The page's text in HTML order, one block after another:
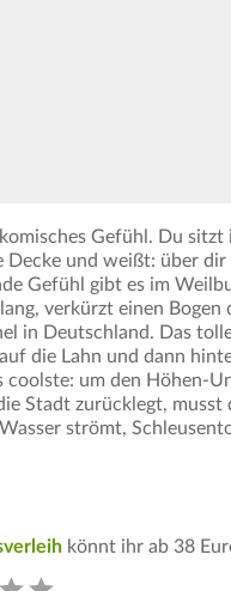
Gefühl. Du
Decke und weißt: über
Gefühl gibt es im
verkürzt einen
in Deutschland. Das
die Lahn und dann
coolste: um den Höhen-
Stadt zurücklegt,
strömt,
könnt ihr ab 38